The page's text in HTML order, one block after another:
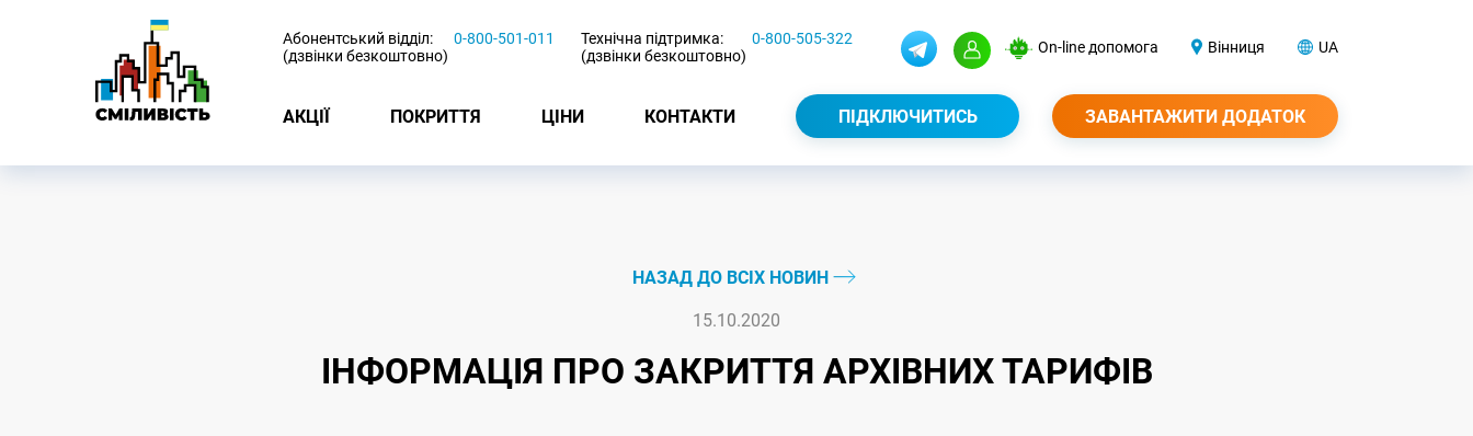
Абонентський відділ:
(дзвінки безкоштовно)
0-800-501-011
Технічна підтримка:
(дзвінки безкоштовно)
0-800-505-322 On-line допомога Вінниця UA
АКЦІЇ ПОКРИТТЯ ЦІНИ КОНТАКТИ ПІДКЛЮЧИТИСЬ ЗАВАНТАЖИТИ ДОДАТОК
НАЗАД ДО ВСІХ НОВИН
15.10.2020
ІНФОРМАЦІЯ ПРО ЗАКРИТТЯ АРХІВНИХ ТАРИФІВ